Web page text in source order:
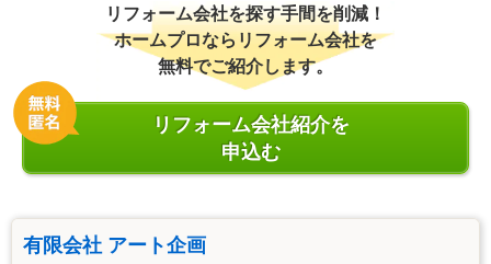
リフォーム会社を探す手間を削減！
ホームプロならリフォーム会社を
無料でご紹介します。
リフォーム会社紹介を
申込む
有限会社 アート企画